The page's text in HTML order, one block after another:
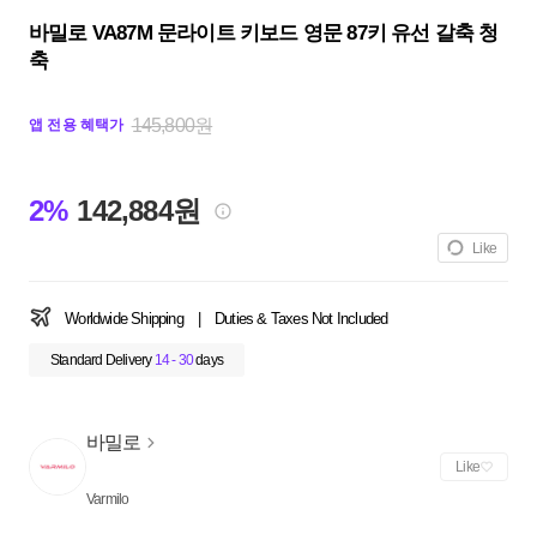
바밀로 VA87M 문라이트 키보드 영문 87키 유선 갈축 청
축
앱 전용 혜택가 145,800원
2% 142,884원
Like
Worldwide Shipping Duties & Taxes Not Included
Standard Delivery 14 - 30days
바밀로
Varmilo
Like